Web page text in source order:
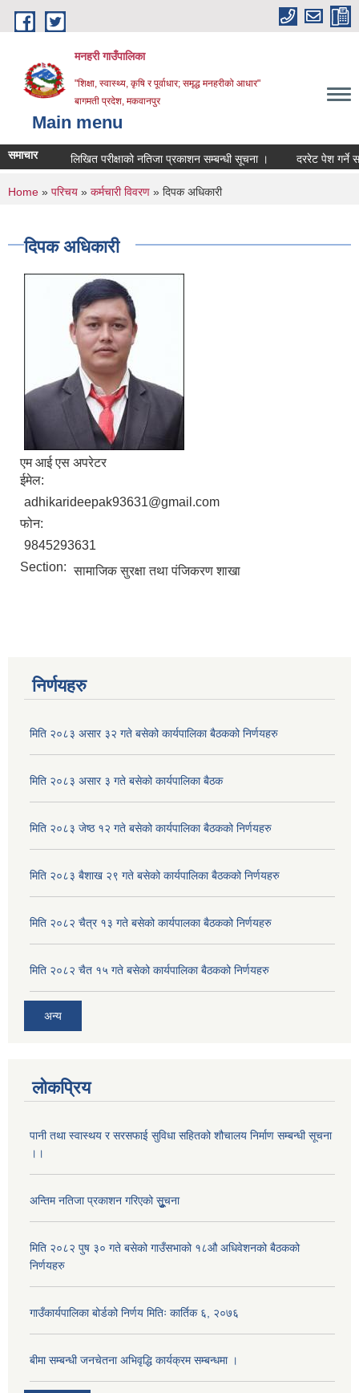
Skip to main content
मनहरी गाउँपालिका
"शिक्षा, स्वास्थ्य, कृषि र पूर्वाधार; समृद्ध मनहरीको आधार"
बागमती प्रदेश, मकवानपुर
Main menu
समाचार लिखित परीक्षाको नतिजा प्रकाशन सम्बन्धी सूचना । दररेट पेश गर्ने
You are here
Home » परिचय » कर्मचारी विवरण » दिपक अधिकारी
दिपक अधिकारी
एम आई एस अपरेटर
ईमेल:
adhikarideepak93631@gmail.com
फोन:
9845293631
Section: सामाजिक सुरक्षा तथा पंजिकरण शाखा
निर्णयहरु
मिति २०८३ असार ३२ गते बसेको कार्यपालिका बैठकको निर्णयहरु
मिति २०८३ असार ३ गते बसेको कार्यपालिका बैठक
मिति २०८३ जेष्ठ १२ गते बसेको कार्यपालिका बैठकको निर्णयहरु
मिति २०८३ बैशाख २९ गते बसेको कार्यपालिका बैठकको निर्णयहरु
मिति २०८२ चैत्र १३ गते बसेको कार्यपालका बैठकको निर्णयहरु
मिति २०८२ चैत १५ गते बसेको कार्यपालिका बैठकको निर्णयहरु
अन्य
लोकप्रिय
पानी तथा स्वास्थय र सरसफाई सुविधा सहितको शौचालय निर्माण सम्बन्धी सूचना
।।
अन्तिम नतिजा प्रकाशन गरिएको सूुुुुचना
मिति २०८२ पुष ३० गते बसेको गाउँसभाको १८औ अधिवेशनको बैठकको
निर्णयहरु
गाउँकार्यपालिका बोर्डको निर्णय मितिः कार्तिक ६, २०७६
बीमा सम्बन्धी जनचेतना अभिवृद्धि कार्यक्रम सम्बन्धमा ।